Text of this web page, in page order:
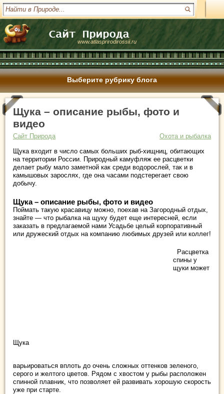
www.atlasprirodirossii.ru
Выберите рубрику блога
Щука – описание рыбы, фото и
видео
Сайт Природа
Охота и рыбалка
Щука входит в число самых больших рыб-хищниц, обитающих
на территории России. Природный камуфляж ее расцветки
делает рыбу мало заметной как среди водорослей, так и в
камышовых зарослях, где она часами подстерегает свою
добычу.
Щука – описание рыбы, фото и видео
Поймать такую красавицу можно, поехав на Загородный отдых,
знайте — что рыбалка на щуку будет еще интересней, если
заказать в предлагаемой нами Усадьбе целый корпоративный
или дружеский отдых на компанию любимых друзей или коллег!
Щука
Расцветка
спины у
щуки может
варьироваться вплоть до очень сложных оттенков зеленого,
серого и желтого цветов. Рядом с хвостом у рыбы расположен
спинной плавник, что позволяет ей развивать хорошую скорость
уже при старте.